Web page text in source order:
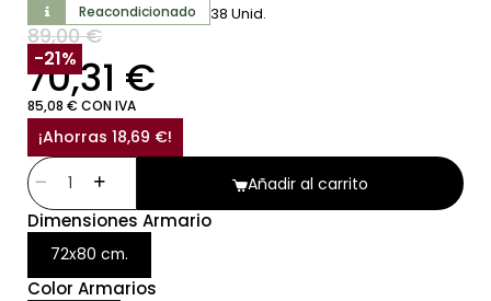
Reacondicionado 38 Unid.
89,00 €
SIN IVA
70,31 €
85,08 € CON IVA
¡Ahorras 18,69 €!
-21%
Añadir al carrito
Dimensiones Armario
72x80 cm.
Color Armarios